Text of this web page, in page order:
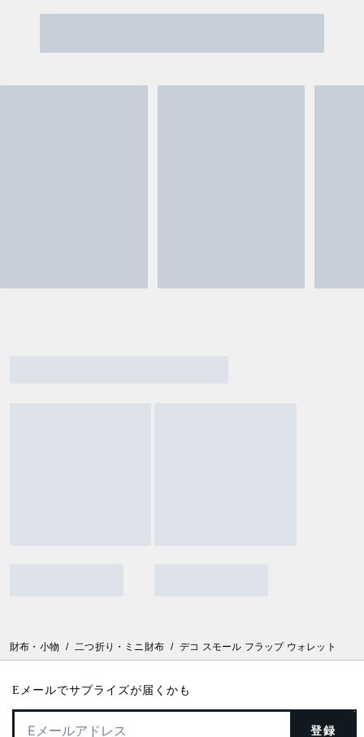
財布・小物 / 二つ折り・ミニ財布 / デコ スモール フラップ ウォレット
Eメールでサプライズが届くかも
登録